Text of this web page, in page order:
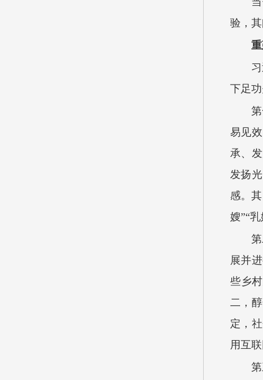
验，
下足
易见
承、
发扬
感。
嫂”“
展并
些乡
二，
定，
用互